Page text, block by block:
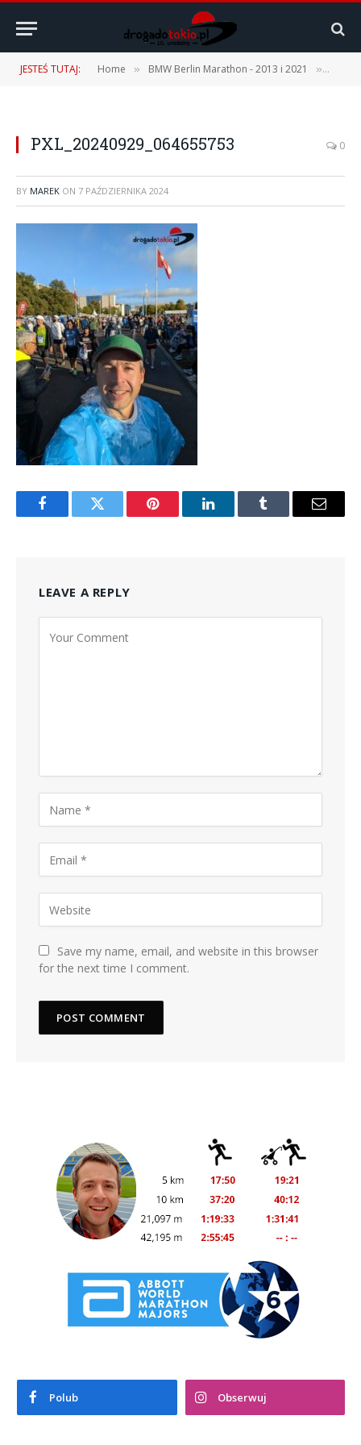
JESTEŚ TUTAJ: Home » BMW Berlin Marathon - 2013 i 2021 »
PXL_20240929_064655753 0
BY MAREK ON 7 PAŹDZIERNIKA 2024
FacebookTwitter Pinterest LinkedInTumblr Email
LEAVE A REPLY
Save my name, email, and website in this browser
for the next time I comment.
Polub Obserwuj